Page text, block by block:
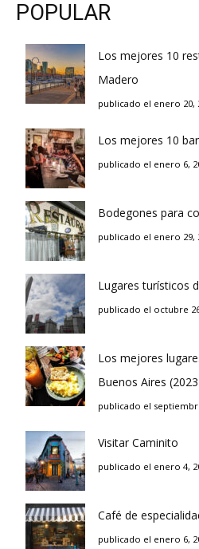
POPULAR
Los mejores 10
Madero
publicado el enero 20,
Los mejores 10
publicado el enero 6,
Bodegones para
publicado el enero 29,
Lugares turísticos
publicado el octubre
Los mejores
Buenos Aires
publicado el
Visitar Caminito
publicado el enero 4,
Café de
publicado el enero 6,